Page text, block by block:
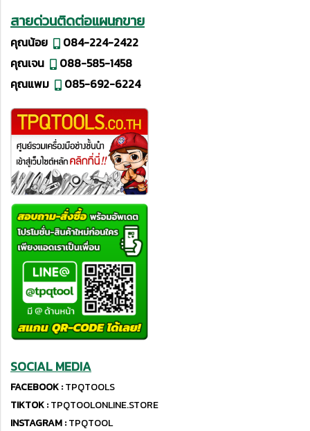
สายด่วนติดต่อแผนกขาย
คุณน้อย
084-224-2422
คุณเจน
088-585-1458
คุณแพม
085-692-6224
SOCIAL MEDIA
FACEBOOK :TPQTOOLS
TIKTOK :TPQTOOLONLINE.STORE
INSTAGRAM :TPQTOOL